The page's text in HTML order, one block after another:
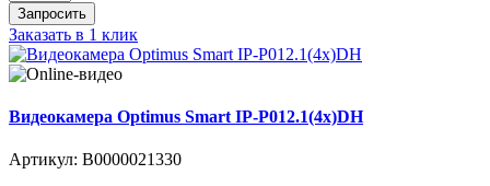
Запросить
Заказать в 1 клик
Видеокамера Optimus Smart IP-P012.1(4x)DH
Артикул: В0000021330